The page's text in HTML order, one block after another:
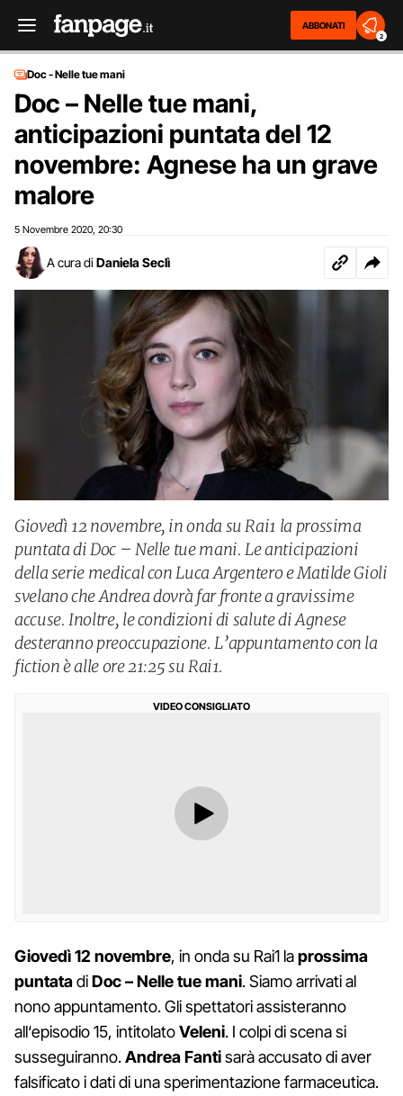
ABBONATI
2
Doc - Nelle tue mani
Doc – Nelle tue mani,
anticipazioni puntata del 12
novembre: Agnese ha un grave
malore
5 Novembre 2020 20:30
A cura di Daniela Seclì
Giovedì 12 novembre, in onda su Rai1 la prossima
puntata di Doc – Nelle tue mani. Le anticipazioni
della serie medical con Luca Argentero e Matilde Gioli
svelano che Andrea dovrà far fronte a gravissime
accuse. Inoltre, le condizioni di salute di Agnese
desteranno preoccupazione. L’appuntamento con la
fiction è alle ore 21:25 su Rai1.
VIDEO CONSIGLIATO
Giovedì 12 novembre, in onda su Rai1 laprossima
puntatadiDoc – Nelle tue mani. Siamo arrivati al
nono appuntamento. Gli spettatori assisteranno
all‘episodio 15, intitolatoVeleni. I colpi di scena si
susseguiranno.Andrea Fantisarà accusato di aver
falsificato i dati di una sperimentazione farmaceutica.